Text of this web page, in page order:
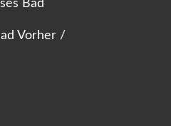
Bad
Vorher /